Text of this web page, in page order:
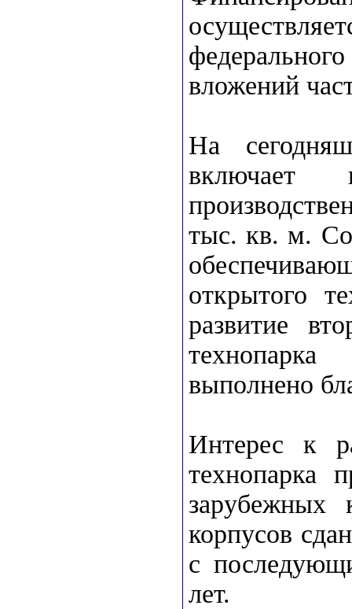
вложений
На
включает
тыс. кв. м.
открытого
развитие
выполнено
Интерес к
технопарка
зарубежных
корпусов
с
лет.